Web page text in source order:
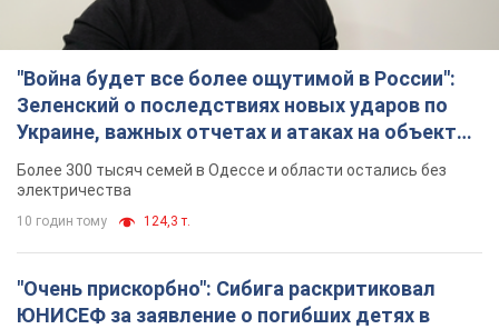
"Война будет все более ощутимой в России":
Зеленский о последствиях новых ударов по
Украине, важных отчетах и атаках на объекты
противника. Видео
Более 300 тысяч семей в Одессе и области остались без
электричества
10 годин тому 124,3 т.
"Очень прискорбно": Сибига раскритиковал
ЮНИСЕФ за заявление о погибших детях в